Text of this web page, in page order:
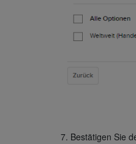
7. Bestätigen Sie